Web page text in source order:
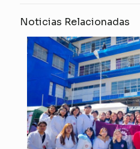
Noticias Relacionadas